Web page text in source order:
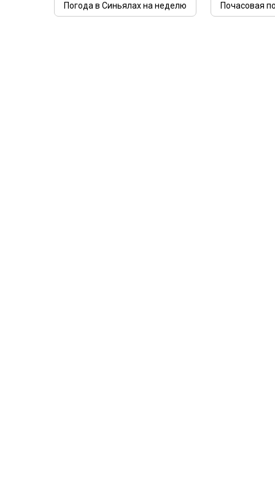
Погода в Синьялах на неделю Почасовая